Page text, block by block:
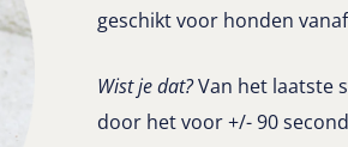
geschikt voor honden
Wist je dat?Van het laatste
door het voor +/- 90